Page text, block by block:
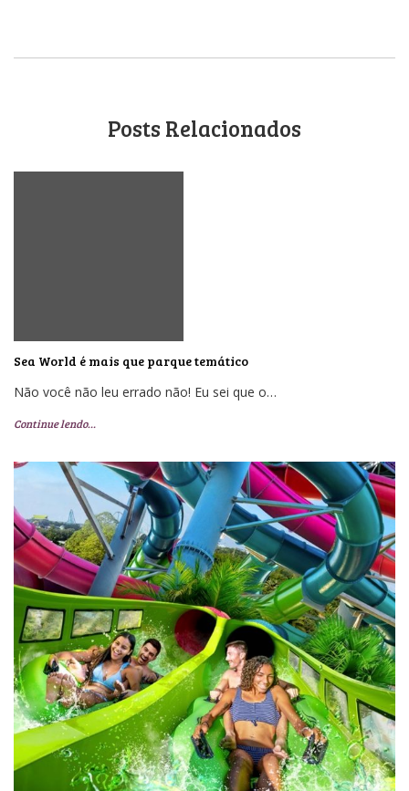
Posts Relacionados
Sea World é mais que parque temático
Não você não leu errado não! Eu sei que o…
Continue lendo…